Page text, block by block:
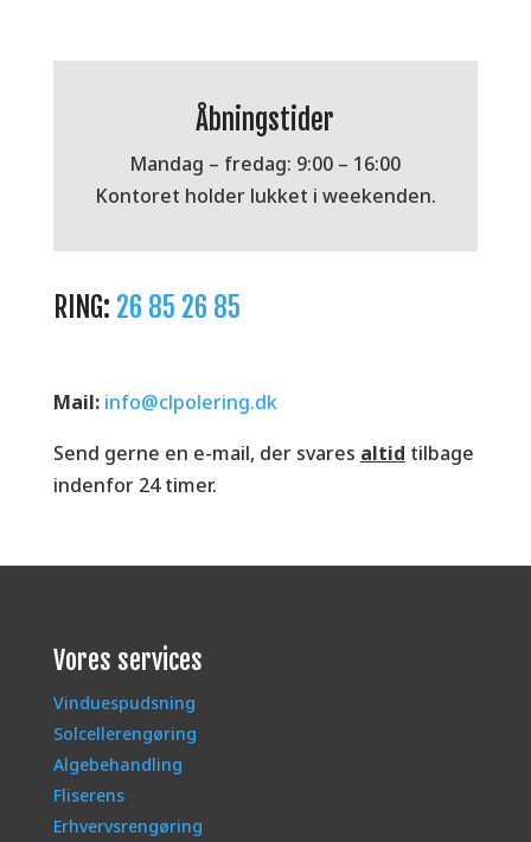
Åbningstider
Mandag – fredag: 9:00 – 16:00
Kontoret holder lukket i weekenden.
RING: 26 85 26 85
Mail: info@clpolering.dk
Send gerne en e-mail, der svares altid tilbage
indenfor 24 timer.
Vores services
Vinduespudsning
Solcellerengøring
Algebehandling
Fliserens
Erhvervsrengøring